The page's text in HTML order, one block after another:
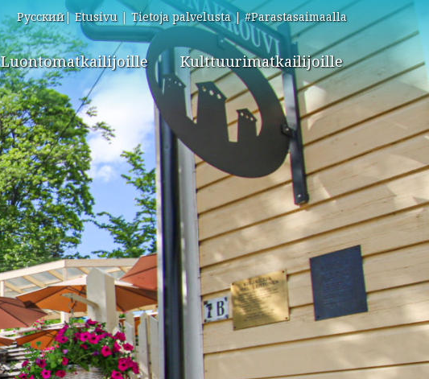
Русский Etusivu Tietoja palvelusta #Parastasaimaalla
Luontomatkailijoille Kulttuurimatkailijoille